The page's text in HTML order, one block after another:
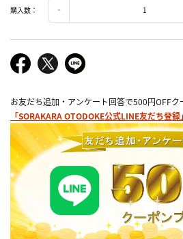
購入数：
お友だち追加・アンケート回答で500円OFFク
「SORAKARA OTODOKE公式LINE友だち登録」